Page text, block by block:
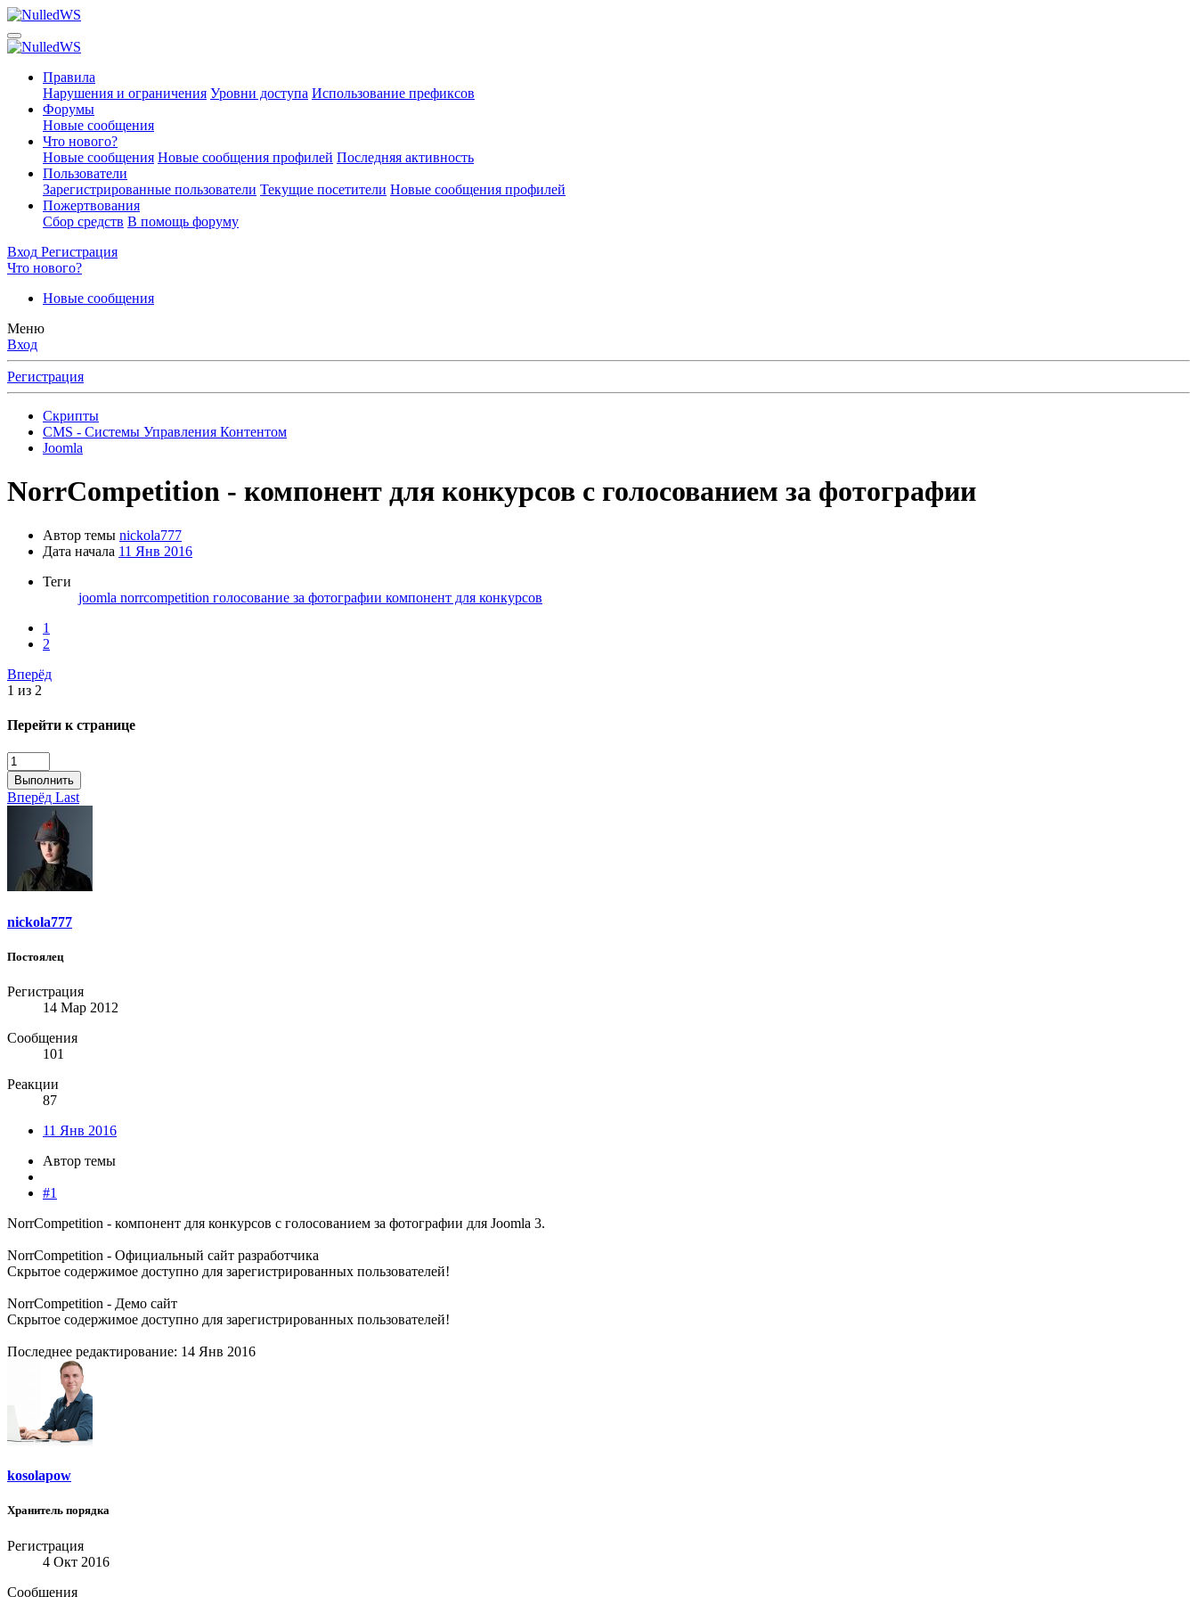
Правила
Нарушения и ограничения Уровни доступа Использование префиксов
Форумы
Новые сообщения
Что нового?
Новые сообщения Новые сообщения профилей Последняя активность
Пользователи
Зарегистрированные пользователи Текущие посетители Новые сообщения профилей
Пожертвования
Сбор средств В помощь форуму
Вход Регистрация
Что нового?
Новые сообщения
Меню
Вход
Регистрация
Скрипты
CMS - Системы Управления Контентом
Joomla
NorrCompetition - компонент для конкурсов с голосованием за фотографии
Автор темы nickola777
Дата начала 11 Янв 2016
Теги
joomla norrcompetition голосование за фотографии компонент для конкурсов
1
2
Вперёд
1 из 2
Перейти к странице
Выполнить
Вперёд Last
nickola777
Постоялец
Регистрация
14 Мар 2012
Сообщения
101
Реакции
87
11 Янв 2016
Автор темы
#1
NorrCompetition - компонент для конкурсов с голосованием за фотографии для Joomla 3.
NorrCompetition - Официальный сайт разработчика
Скрытое содержимое доступно для зарегистрированных пользователей!
NorrCompetition - Демо сайт
Скрытое содержимое доступно для зарегистрированных пользователей!
Последнее редактирование: 14 Янв 2016
kosolapow
Хранитель порядка
Регистрация
4 Окт 2016
Сообщения